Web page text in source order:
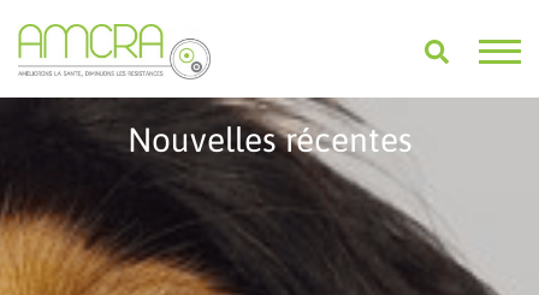
Nouvelles récentes